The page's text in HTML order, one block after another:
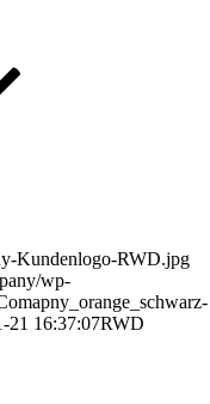
Kundenlogo-RWD.jpg
wp-
21 16:37:07RWD